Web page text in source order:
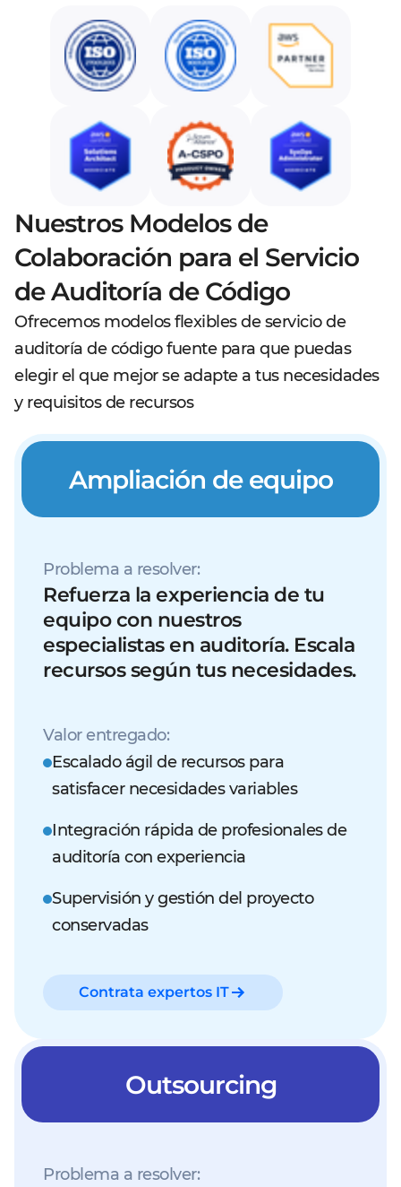
Nuestros Modelos de
Colaboración para el Servicio
de Auditoría de Código
Ofrecemos modelos flexibles de servicio de
auditoría de código fuente para que puedas
elegir el que mejor se adapte a tus necesidades
y requisitos de recursos
Ampliación de equipo
Problema a resolver:
Refuerza la experiencia de tu
equipo con nuestros
especialistas en auditoría. Escala
recursos según tus necesidades.
Valor entregado:
Escalado ágil de recursos para
satisfacer necesidades variables
Integración rápida de profesionales de
auditoría con experiencia
Supervisión y gestión del proyecto
conservadas
Contrata expertos IT
Outsourcing
Problema a resolver: